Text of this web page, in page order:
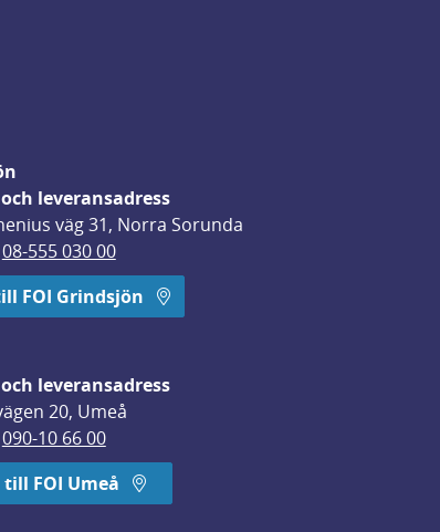
leveransadress
väg 31, Norra Sorunda
08-555 030 00
FOI Grindsjön
leveransadress
20, Umeå
090-10 66 00
FOI Umeå